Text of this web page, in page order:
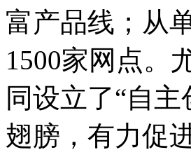
富产品线；从
1500家网点。
同设立了“自
翅膀，有力促